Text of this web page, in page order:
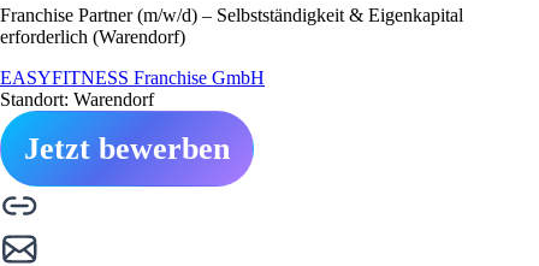
Franchise Partner (m/w/d) – Selbstständigkeit & Eigenkapital
erforderlich (Warendorf)
EASYFITNESS Franchise GmbH
Standort: Warendorf
Jetzt bewerben